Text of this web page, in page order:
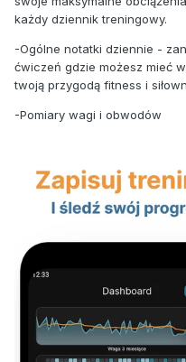
każdy dziennik treningowy.
-Ogólne notatki dziennie -
ćwiczeń gdzie możesz mieć
twoją przygodą fitness i
-Pomiary wagi i obwodów